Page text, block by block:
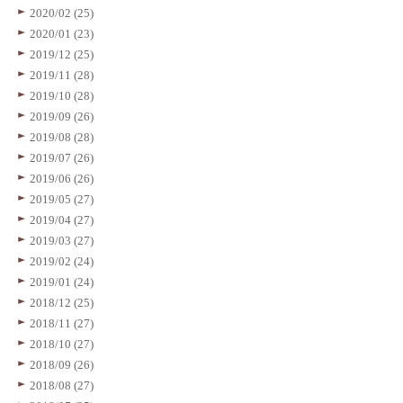
2020/02 (25)
2020/01 (23)
2019/12 (25)
2019/11 (28)
2019/10 (28)
2019/09 (26)
2019/08 (28)
2019/07 (26)
2019/06 (26)
2019/05 (27)
2019/04 (27)
2019/03 (27)
2019/02 (24)
2019/01 (24)
2018/12 (25)
2018/11 (27)
2018/10 (27)
2018/09 (26)
2018/08 (27)